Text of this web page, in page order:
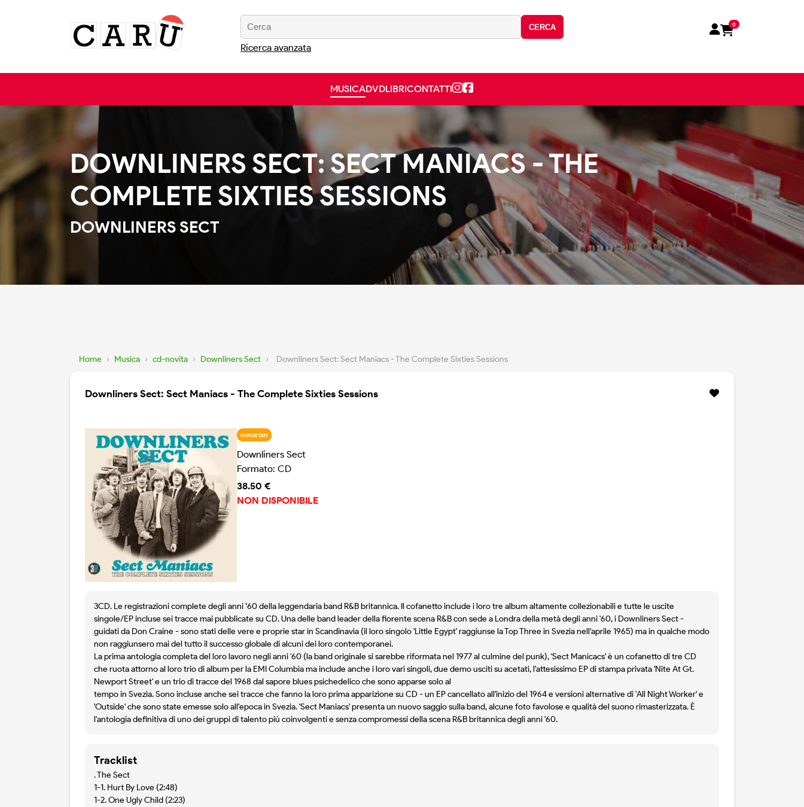
CERCA
Ricerca avanzata
0
MUSICADVDLIBRICONTATTI
DOWNLINERS SECT: SECT MANIACS - THE
COMPLETE SIXTIES SESSIONS
DOWNLINERS SECT
Home › Musica › cd-novita › Downliners Sect › Downliners Sect: Sect Maniacs - The Complete Sixties Sessions
Downliners Sect: Sect Maniacs - The Complete Sixties Sessions
IMPORTATI
Downliners Sect
Formato: CD
38.50 €
NON DISPONIBILE
3CD. Le registrazioni complete degli anni ’60 della leggendaria band R&B britannica. Il cofanetto include i loro tre album altamente collezionabili e tutte le uscite
singole/EP incluse sei tracce mai pubblicate su CD. Una delle band leader della fiorente scena R&B con sede a Londra della metà degli anni '60, i Downliners Sect -
guidati da Don Craine - sono stati delle vere e proprie star in Scandinavia (il loro singolo 'Little Egypt' raggiunse la Top Three in Svezia nell'aprile 1965) ma in qualche modo
non raggiunsero mai del tutto il successo globale di alcuni dei loro contemporanei.
La prima antologia completa del loro lavoro negli anni '60 (la band originale si sarebbe riformata nel 1977 al culmine del punk), 'Sect Manicacs' è un cofanetto di tre CD
che ruota attorno al loro trio di album per la EMI Columbia ma include anche i loro vari singoli, due demo usciti su acetati, l'attesissimo EP di stampa privata 'Nite At Gt.
Newport Street' e un trio di tracce del 1968 dal sapore blues psichedelico che sono apparse solo al
tempo in Svezia. Sono incluse anche sei tracce che fanno la loro prima apparizione su CD - un EP cancellato all'inizio del 1964 e versioni alternative di 'All Night Worker' e
'Outside' che sono state emesse solo all'epoca in Svezia. 'Sect Maniacs' presenta un nuovo saggio sulla band, alcune foto favolose e qualità del suono rimasterizzata. È
l'antologia definitiva di uno dei gruppi di talento più coinvolgenti e senza compromessi della scena R&B britannica degli anni '60.
Tracklist
. The Sect
1-1. Hurt By Love (2:48)
1-2. One Ugly Child (2:23)